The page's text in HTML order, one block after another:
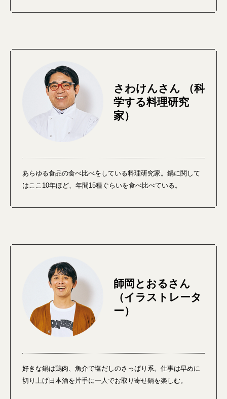
さわけんさん （科
学する料理研究
家）
あらゆる食品の食べ比べをしている料理研究家。鍋に関して
はここ10年ほど、年間15種ぐらいを食べ比べている。
師岡とおるさん
（イラストレータ
ー）
好きな鍋は鶏肉、魚介で塩だしのさっぱり系。仕事は早めに
切り上げ日本酒を片手に一人でお取り寄せ鍋を楽しむ。